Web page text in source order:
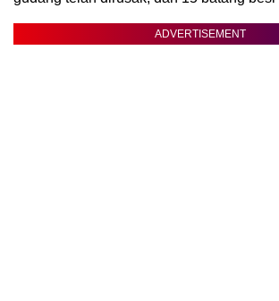
ADVERTISEMENT